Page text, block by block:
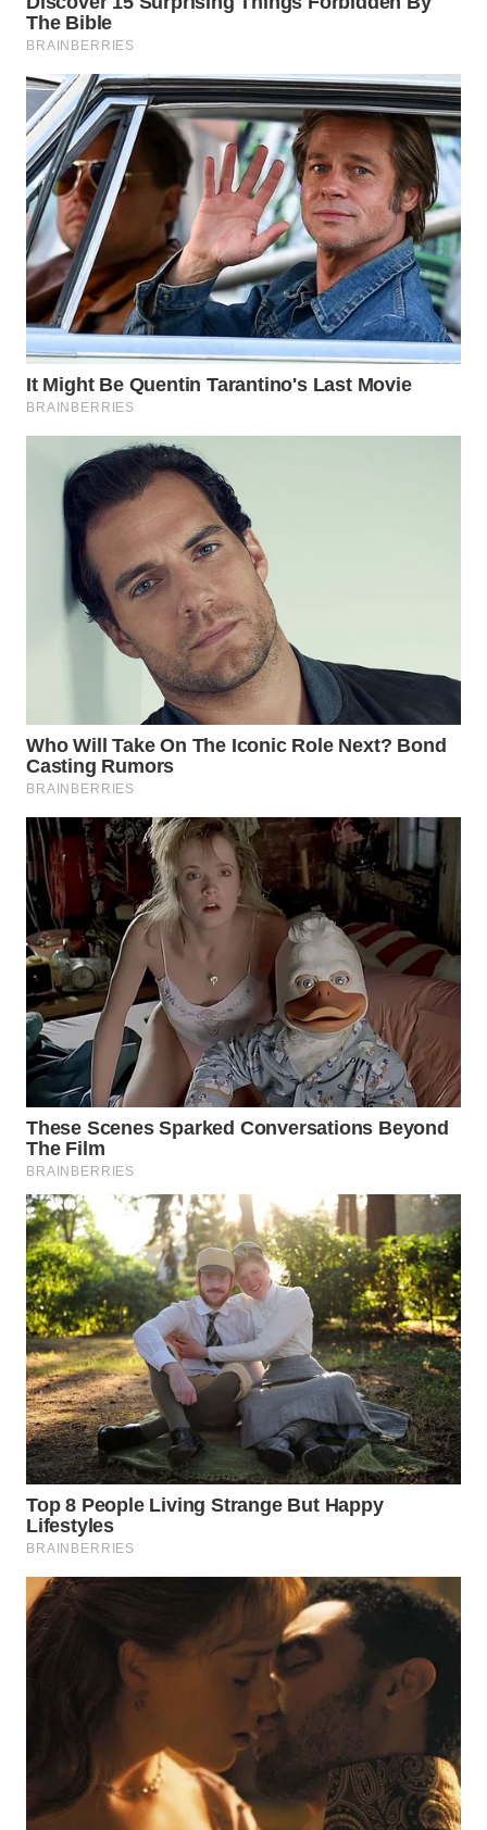
WN
TAPANULI
WN DELI
SERDANG
WN
TEBING
TINGGI
WN
PAKPAK
WN
KARAWANG
WN
BEKASI
BOGOR
TAPANULI
UTARA
WN
SAMOSIR
WN
PADANG
LAWAS
WN
SUMEDANG
WN
CIANJUR
WN
KEPULAUAN
SERIBU
WN
TANGERANG
WN
BINJAI
WN
CIREBON
WN
INDRAMAYU
WN
KUNINGAN
MAJALENGKA